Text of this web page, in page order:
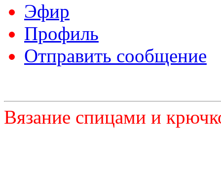
Эфир
Профиль
Отправить сообщение
Вязание спицами и